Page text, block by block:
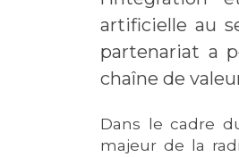
artificielle au
partenariat a
chaîne de
Dans le cadre
majeur de la